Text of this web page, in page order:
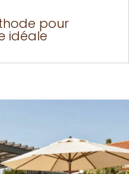
pour
idéale